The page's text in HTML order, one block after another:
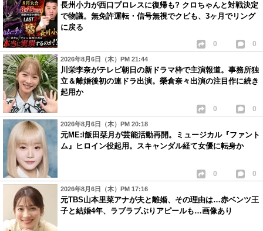
長州小力が西口プロレスに復帰も? クロちゃんと対戦決定
で物議。無免許運転・信号無視でクビも、3ヶ月でリング
に戻る
0 0
2026年8月6日（木）PM 21:44
川栄李奈がテレビ朝日の新ドラマ枠で主演報道。事務所独
立＆離婚後初の連ドラ出演。榮倉奈々出演の注目作に続き
起用か
0 0
2026年8月6日（木）PM 20:18
元ME:I飯田栞月が芸能活動再開。ミュージカル『ファント
ム』ヒロイン役起用。スキャンダル経て女優に転身か
0 0
2026年8月6日（木）PM 17:16
元TBS山本里菜アナが夫と離婚、その理由は…赤ベンツ王
子と結婚4年、ラブラブぶりアピールも…画像あり